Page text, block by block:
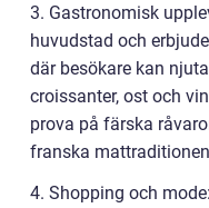
3. Gastronomisk
huvudstad och
där besökare kan
croissanter, ost och
prova på färska
franska
4. Shopping och